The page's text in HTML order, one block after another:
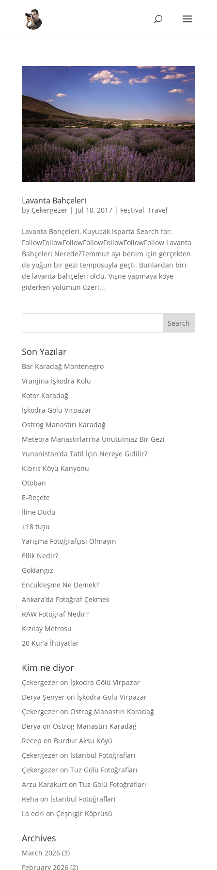
Lavanta Bahçeleri
by Çekergezer| Jul 10, 2017| Festival, Travel
Lavanta Bahçeleri, Kuyucak Isparta Search for:
FollowFollowFollowFollowFollowFollowFollow Lavanta
Bahçeleri Nerede?Temmuz ayı benim için gerçekten
de yoğun bir gezi temposuyla geçti. Bunlardan biri
de lavanta bahçeleri oldu. Vişne yapmaya köye
giderken yolumun üzeri...
Son Yazılar
Bar Karadağ Montenegro
Vranjina İşkodra Kölü
Kotor Karadağ
İşkodra Gölü Virpazar
Ostrog Manastırı Karadağ
Meteora Manastırları’na Unutulmaz Bir Gezi
Yunanistan’da Tatil İçin Nereye Gidilir?
Kıbrıs Köyü Kanyonu
Otoban
E-Reçete
İlme Dudu
+18 tuşu
Yarışma Fotoğrafçısı Olmayın
Ellik Nedir?
Goklangız
Encükleşme Ne Demek?
Ankara’da Fotoğraf Çekmek
RAW Fotoğraf Nedir?
Kızılay Metrosu
20 Kur’a İhtiyatlar
Kim ne diyor
Çekergezeron İşkodra Gölü Virpazar
Derya Şenyeron İşkodra Gölü Virpazar
Çekergezeron Ostrog Manastırı Karadağ
Derya on Ostrog Manastırı Karadağ
Recep on Burdur Aksu Köyü
Çekergezeron İstanbul Fotoğrafları
Çekergezeron Tuz Gölü Fotoğrafları
Arzu Karakurton Tuz Gölü Fotoğrafları
Reha on İstanbul Fotoğrafları
La edri on Çeşnigir Köprüsü
Archives
March 2026(3)
February 2026(2)